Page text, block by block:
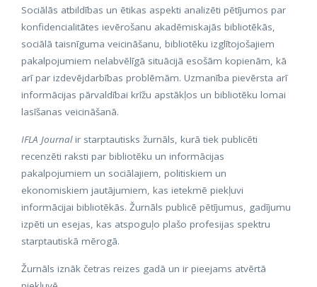
Sociālās atbildības un ētikas aspekti analizēti pētījumos par
konfidencialitātes ievērošanu akadēmiskajās bibliotēkās,
sociālā taisnīguma veicināšanu, bibliotēku izglītojošajiem
pakalpojumiem nelabvēlīgā situācijā esošām kopienām, kā
arī par izdevējdarbības problēmām. Uzmanība pievērsta arī
informācijas pārvaldībai krīžu apstākļos un bibliotēku lomai
lasīšanas veicināšanā.
IFLA Journalir starptautisks žurnāls, kurā tiek publicēti
recenzēti raksti par bibliotēku un informācijas
pakalpojumiem un sociālajiem, politiskiem un
ekonomiskiem jautājumiem, kas ietekmē piekļuvi
informācijai bibliotēkās. Žurnāls publicē pētījumus, gadījumu
izpēti un esejas, kas atspoguļo plašo profesijas spektru
starptautiskā mērogā.
Žurnāls iznāk četras reizes gadā un ir pieejams atvērtā